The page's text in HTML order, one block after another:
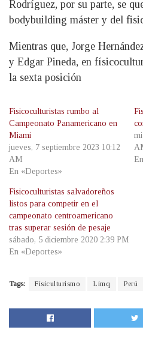
Rodríguez, por su parte, se
bodybuilding máster y del
Mientras que, Jorge
y Edgar Pineda, en
la sexta posición
Fisicoculturistas rumbo al
Campeonato Panamericano en
Miami
jueves, 7 septiembre 2023 10:12
AM
En «Deportes»
Fisicoculturistas salvadoreños
listos para competir en el
campeonato centroamericano
tras superar sesión de pesaje
sábado, 5 diciembre 2020 2:39 PM
En «Deportes»
Tags: Fisiculturismo Limq Perú